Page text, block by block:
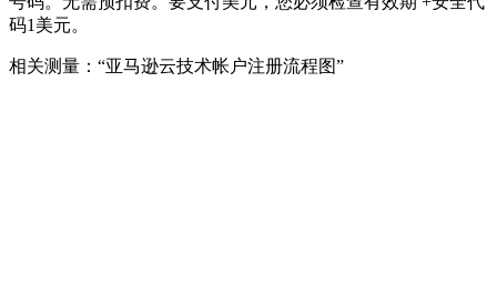
码1美元。
相关测量：“亚马逊云技术帐户注册流程图”